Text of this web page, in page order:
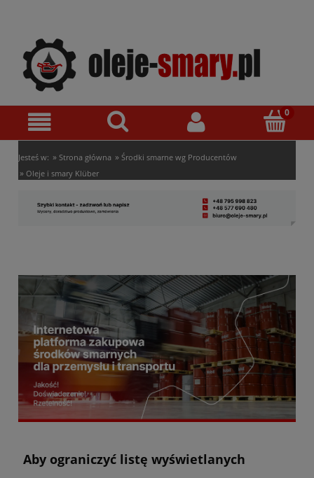
Jesteś w: » Strona główna » Środki smarne wg Producentów
» Oleje i smary Klüber
Aby ograniczyć listę wyświetlanych